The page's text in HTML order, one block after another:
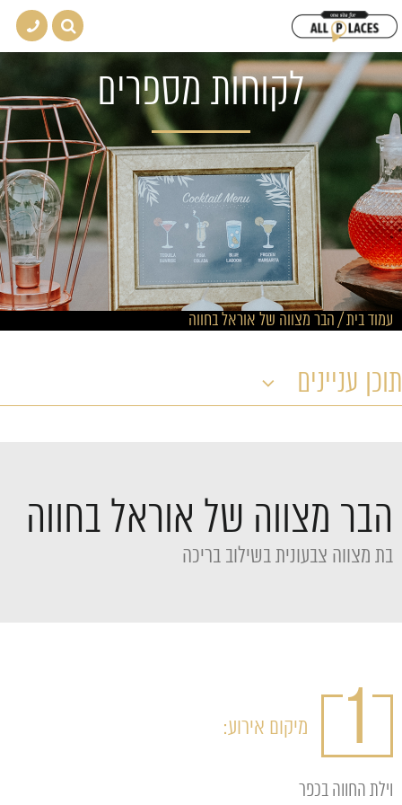
לקוחות מספרים
עמוד בית/הבר מצווה של אוראל בחווה
תוכן עניינים
הבר מצווה של אוראל בחווה
בת מצווה צבעונית בשילוב בריכה
1 מיקום אירוע:
וילת החווה בכפר